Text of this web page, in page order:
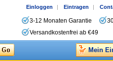
Einloggen | Eintragen |
3-12 Monaten Garantie
Versandkostenfrei ab €49
Mein